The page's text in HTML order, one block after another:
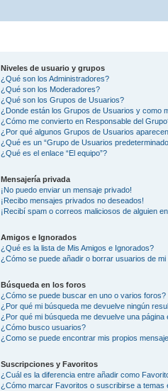
Niveles de usuario y grupos
¿Qué son los Administradores?
¿Qué son los Moderadores?
¿Qué son los Grupos de Usuarios?
¿Donde están los Grupos de Usuarios y como
¿Cómo me convierto en Responsable del
¿Por qué algunos Grupos de Usuarios
¿Qué es un “Grupo de Usuarios
¿Qué es el enlace “El equipo”?
Mensajería privada
¡No puedo enviar un mensaje privado!
¡Recibo mensajes privados no deseados!
¡Recibí spam o correos maliciosos de alguien
Amigos e Ignorados
¿Qué es la lista de Mis Amigos e Ignorados?
¿Cómo se puede añadir o borrar usuarios de
Búsqueda en los foros
¿Cómo se puede buscar en uno o varios foros?
¿Por qué mi búsqueda me devuelve ningún
¿Por qué mi búsqueda me devuelve una página
¿Cómo busco usuarios?
¿Como se puede encontrar mis propios
Suscripciones y Favoritos
¿Cuál es la diferencia entre añadir como
¿Cómo marcar Favoritos o suscribirse a temas